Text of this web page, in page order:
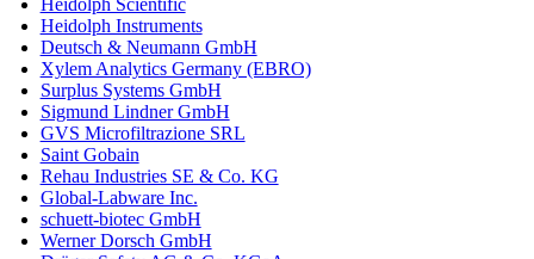
Heidolph Scientific
Heidolph Instruments
Deutsch & Neumann GmbH
Xylem Analytics Germany (EBRO)
Surplus Systems GmbH
Sigmund Lindner GmbH
GVS Microfiltrazione SRL
Saint Gobain
Rehau Industries SE & Co. KG
Global-Labware Inc.
schuett-biotec GmbH
Werner Dorsch GmbH